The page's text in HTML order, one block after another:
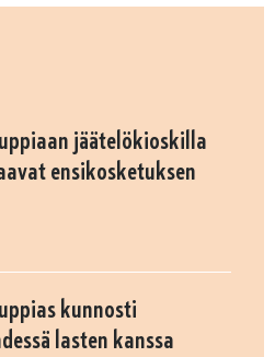
jäätelökioskilla
ensikosketuksen
kunnosti
lasten kanssa